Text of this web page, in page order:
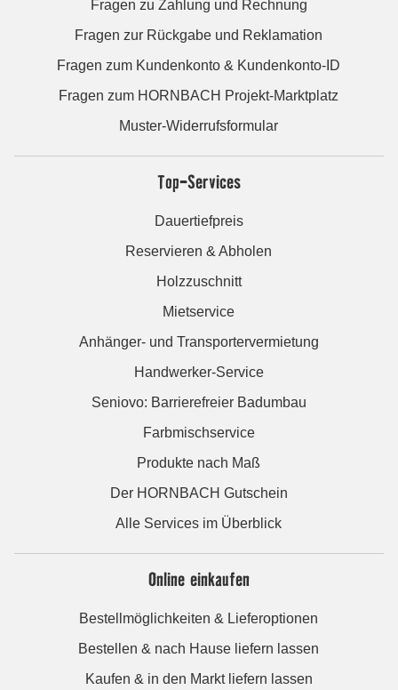
Fragen zu Zahlung und Rechnung
Fragen zur Rückgabe und Reklamation
Fragen zum Kundenkonto & Kundenkonto-ID
Fragen zum HORNBACH Projekt-Marktplatz
Muster-Widerrufsformular
Top-Services
Dauertiefpreis
Reservieren & Abholen
Holzzuschnitt
Mietservice
Anhänger- und Transportervermietung
Handwerker-Service
Seniovo: Barrierefreier Badumbau
Farbmischservice
Produkte nach Maß
Der HORNBACH Gutschein
Alle Services im Überblick
Online einkaufen
Bestellmöglichkeiten & Lieferoptionen
Bestellen & nach Hause liefern lassen
Kaufen & in den Markt liefern lassen